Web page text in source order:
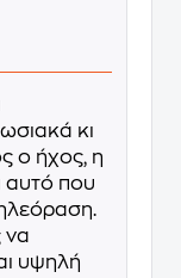
κι
ο ήχος, η
αυτό που
να
υψηλή